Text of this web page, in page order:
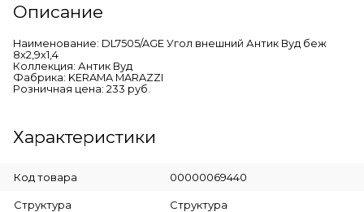
Описание
Наименование: DL7505/AGE Угол внешний Антик Вуд беж
8х2,9х1,4
Коллекция: Антик Вуд
Фабрика: KERAMA MARAZZI
Розничная цена: 233 руб.
Характеристики
Код товара 00000069440
Cтруктура Структура